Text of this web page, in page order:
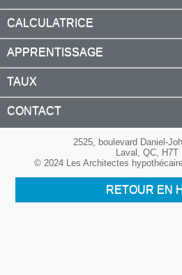
CALCULATRICE
APPRENTISSAGE
TAUX
CONTACT
2525, boulevard Daniel-
Laval, QC, H7T
© 2024 Les Architectes
RETOUR EN